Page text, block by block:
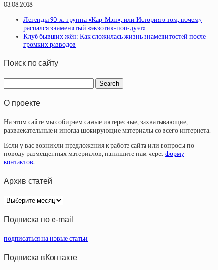
03.08.2018
Легенды 90-х: группа «Кар-Мэн», или История о том, почему
распался знаменитый «экзотик-поп-дуэт»
Клуб бывших жён: Как сложилась жизнь знаменитостей после
громких разводов
Поиск по сайту
О проекте
На этом сайте мы собираем самые интересные, захватывающие,
развлекательные и иногда шокирующие материалы со всего интернета.
Если у вас возникли предложения к работе сайта или вопросы по
поводу размещенных материалов, напишите нам через форму
контактов.
Архив статей
Архив
статей
Подписка по e-mail
подписаться на новые статьи
Подписка вКонтакте